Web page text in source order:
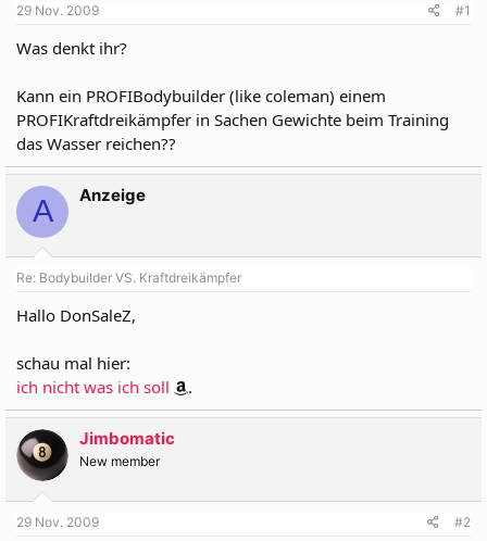
r
29 Nov. 2009 #1
Was denkt ihr?
Kann ein PROFIBodybuilder (like coleman) einem
PROFIKraftdreikämpfer in Sachen Gewichte beim Training
das Wasser reichen??
A Anzeige
Re: Bodybuilder VS. Kraftdreikämpfer
Hallo DonSaleZ,
schau mal hier:
ich nicht was ich soll
.
Jimbomatic
New member
29 Nov. 2009 #2